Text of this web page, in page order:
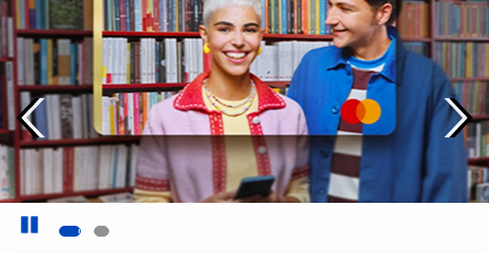
Precedente
Metti in pausa il carosello